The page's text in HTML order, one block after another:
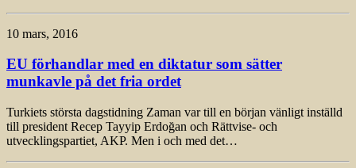
10 mars, 2016
EU förhandlar med en diktatur som sätter
munkavle på det fria ordet
Turkiets största dagstidning Zaman var till en början vänligt inställd
till president Recep Tayyip Erdoğan och Rättvise- och
utvecklingspartiet, AKP. Men i och med det…